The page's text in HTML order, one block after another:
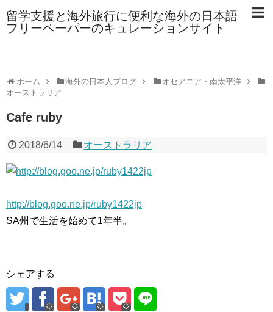
留学支援と海外旅行に便利な海外の日本語
フリーペーパーのキュレーションサイト
ホーム 海外の日本人ブログ
オセアニア・南太平洋
オーストラリア
Cafe ruby
2018/6/14 オーストラリア
http://blog.goo.ne.jp/ruby1422jp
SA州で生活を始めて1年半。
シェアする